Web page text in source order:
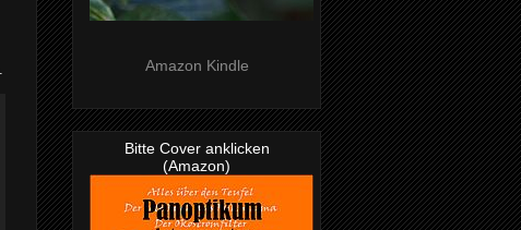
Amazon Kindle
Bitte Cover anklicken
(Amazon)